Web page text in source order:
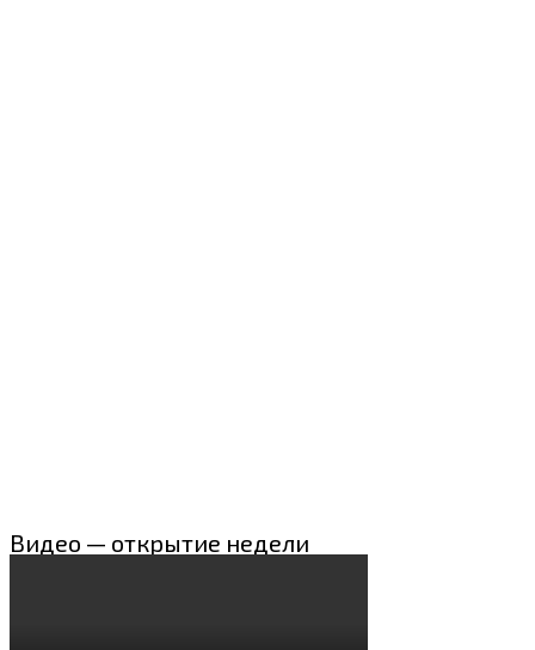
Видео — открытие недели